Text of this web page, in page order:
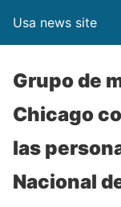
Usa news site
Grupo de
Chicago
las
Nacional